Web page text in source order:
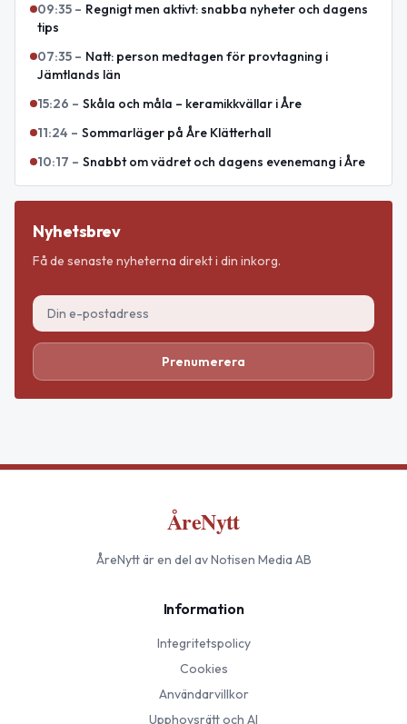
09:35 – Regnigt men aktivt: snabba nyheter och dagens
tips
07:35 – Natt: person medtagen för provtagning i
Jämtlands län
15:26 – Skåla och måla – keramikkvällar i Åre
11:24 – Sommarläger på Åre Klätterhall
10:17 – Snabbt om vädret och dagens evenemang i Åre
Nyhetsbrev
Få de senaste nyheterna direkt i din inkorg.
Prenumerera
ÅreNytt
ÅreNyttär en del av Notisen Media AB
Information
Integritetspolicy
Cookies
Användarvillkor
Upphovsrätt och AI